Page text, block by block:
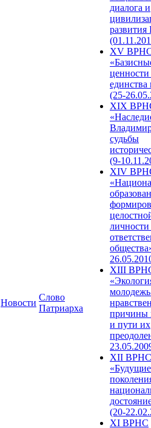
Новости
Слово
Патриарха
диалога и
развития
XV
единства
(25-
XIX
судьбы
(9-
XIV
XIII
причины
и пути их
XII ВРНС
«Будущие
(20-
XI ВРНС